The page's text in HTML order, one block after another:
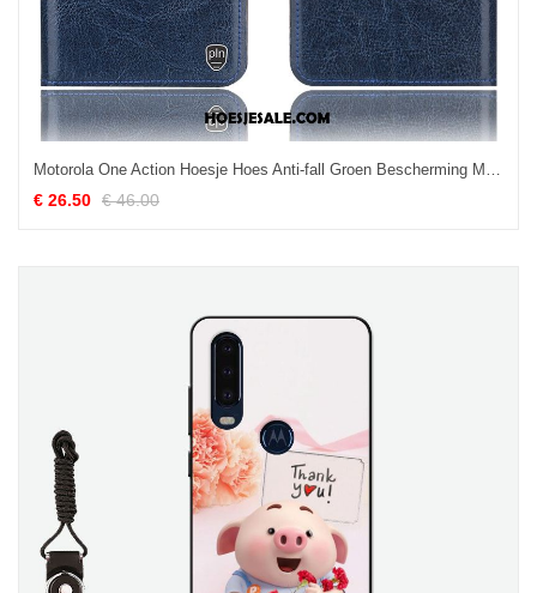
Motorola One Action Hoesje Hoes Anti-fall Groen Bescherming Mobiele Telefoon Korting
€ 26.50 € 46.00